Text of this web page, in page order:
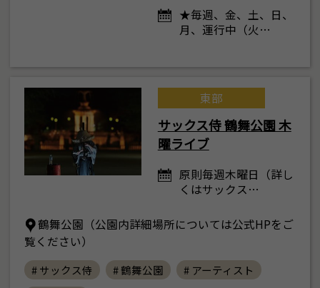
★毎週、金、土、日、
月、運行中（火…
東部
サックス侍 鶴舞公園 木
曜ライブ
原則毎週木曜日（詳し
くはサックス…
鶴舞公園（公園内詳細場所については公式HPをご
覧ください）
# サックス侍 # 鶴舞公園
# アーティスト